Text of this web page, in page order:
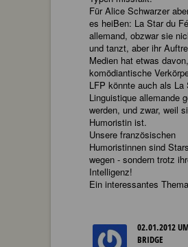
Für Alice Schwarzer
es heiBen: La Star du
allemand, obzwar sie
und tanzt, aber ihr
Medien hat etwas
komödiantische
LFP könnte auch als La
Linguistique allemande
werden, und zwar, weil
Humoristin ist.
Unsere französischen
Humoristinnen sind
wegen - sondern trotz
Intelligenz!
Ein interessantes
02.01.2012
BRIDGE